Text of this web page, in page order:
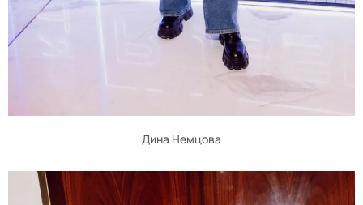
Дина Немцова